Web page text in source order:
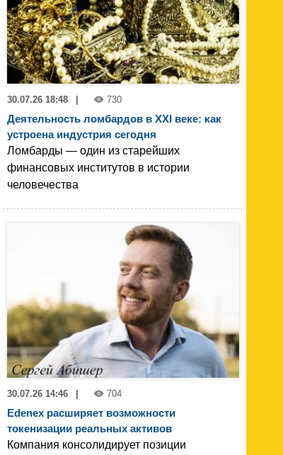
30.07.26 18:48 | 730
Деятельность ломбардов в XXI веке: как
устроена индустрия сегодня
Ломбарды — один из старейших
финансовых институтов в истории
человечества
30.07.26 14:46 704
Edenex расширяет возможности
токенизации реальных активов
Компания консолидирует позиции